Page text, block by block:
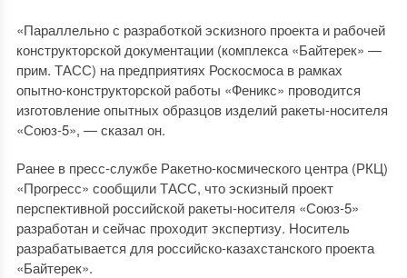
«Параллельно с разработкой эскизного проекта и рабочей
конструкторской документации (комплекса «Байтерек» —
прим. ТАСС) на предприятиях Роскосмоса в рамках
опытно-конструкторской работы «Феникс» проводится
изготовление опытных образцов изделий ракеты-носителя
«Союз-5», — сказал он.
Ранее в пресс-службе Ракетно-космического центра (РКЦ)
«Прогресс» сообщили ТАСС, что эскизный проект
перспективной российской ракеты-носителя «Союз-5»
разработан и сейчас проходит экспертизу. Носитель
разрабатывается для российско-казахстанского проекта
«Байтерек».